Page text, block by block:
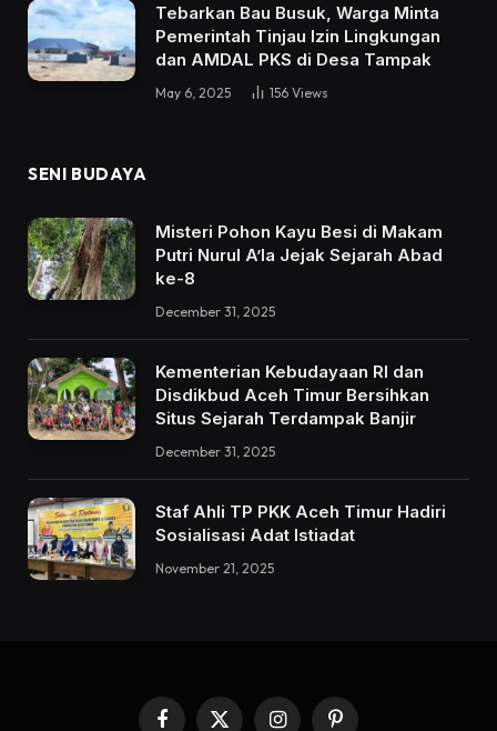
Tebarkan Bau Busuk, Warga Minta
Pemerintah Tinjau Izin Lingkungan
dan AMDAL PKS di Desa Tampak
May 6, 2025 156 Views
SENI BUDAYA
Misteri Pohon Kayu Besi di Makam
Putri Nurul A’la Jejak Sejarah Abad
ke-8
December 31, 2025
Kementerian Kebudayaan RI dan
Disdikbud Aceh Timur Bersihkan
Situs Sejarah Terdampak Banjir
December 31, 2025
Staf Ahli TP PKK Aceh Timur Hadiri
Sosialisasi Adat Istiadat
November 21, 2025